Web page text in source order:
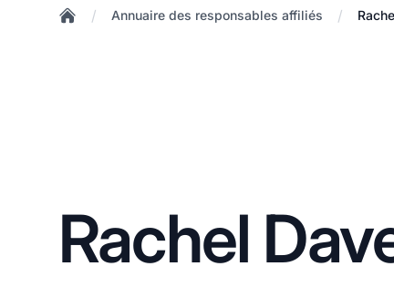
/ Annuaire des responsables affiliés /
Rachel